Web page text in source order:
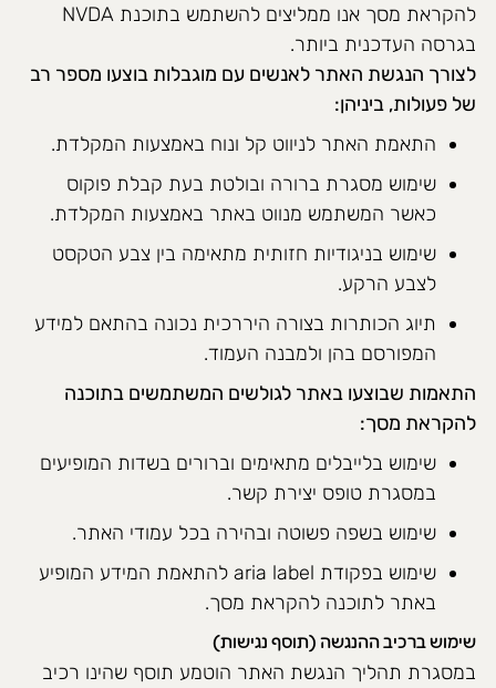
להקראת מסך אנו ממליצים להשתמש בתוכנת NVDA
בגרסה העדכנית ביותר.
לצורך הנגשת האתר לאנשים עם מוגבלות בוצעו מספר רב
של פעולות, ביניהן:
התאמת האתר לניווט קל ונוח באמצעות המקלדת.
שימוש מסגרת ברורה ובולטת בעת קבלת פוקוס
כאשר המשתמש מנווט באתר באמצעות המקלדת.
שימוש בניגודיות חזותית מתאימה בין צבע הטקסט
לצבע הרקע.
תיוג הכותרות בצורה היררכית נכונה בהתאם למידע
המפורסם בהן ולמבנה העמוד.
התאמות שבוצעו באתר לגולשים המשתמשים בתוכנה
להקראת מסך:
שימוש בלייבלים מתאימים וברורים בשדות המופיעים
במסגרת טופס יצירת קשר.
שימוש בשפה פשוטה ובהירה בכל עמודי האתר.
שימוש בפקודת aria label להתאמת המידע המופיע
באתר לתוכנה להקראת מסך.
שימוש ברכיב ההנגשה (תוסף נגישות)
במסגרת תהליך הנגשת האתר הוטמע תוסף שהינו רכיב